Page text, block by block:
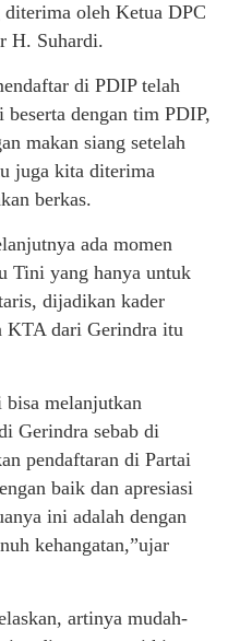
oleh Ketua DPC
H. Suhardi.
di PDIP telah
dengan tim PDIP,
makan siang setelah
juga kita diterima
berkas.
ada momen
Tini yang hanya untuk
dijadikan kader
KTA dari Gerindra itu
melanjutkan
Gerindra sebab di
pendaftaran di Partai
baik dan apresiasi
ini adalah dengan
kehangatan,”ujar
artinya mudah-